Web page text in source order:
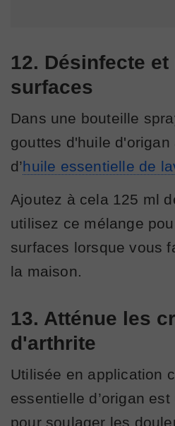
12. Désinfecte
surfaces
Dans une bouteille
gouttes d'huile
d’huile essentielle de
Ajoutez à cela 125 ml
utilisez ce mélange
surfaces lorsque vous
la maison.
13. Atténue les
d'arthrite
Utilisée en application
essentielle d’origan
pour soulager les